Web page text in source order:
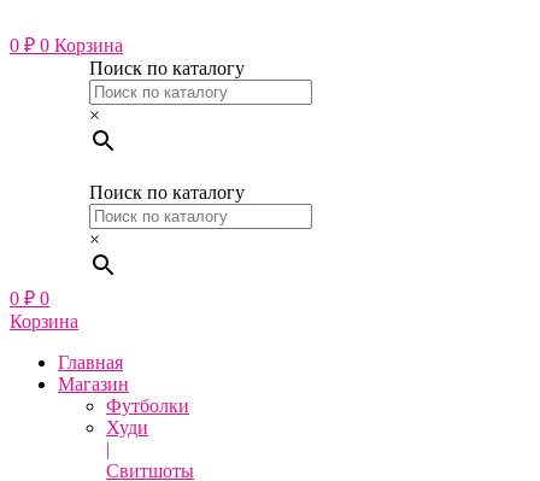
к
содержимому
0 ₽ 0 Корзина
Поиск по каталогу
×
Поиск по каталогу
×
0 ₽ 0
Корзина
Главная
Магазин
Футболки
Худи
|
Свитшоты